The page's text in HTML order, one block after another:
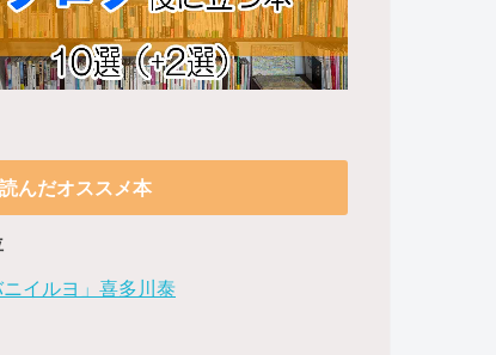
んだオススメ本
ニイルヨ」喜多川泰